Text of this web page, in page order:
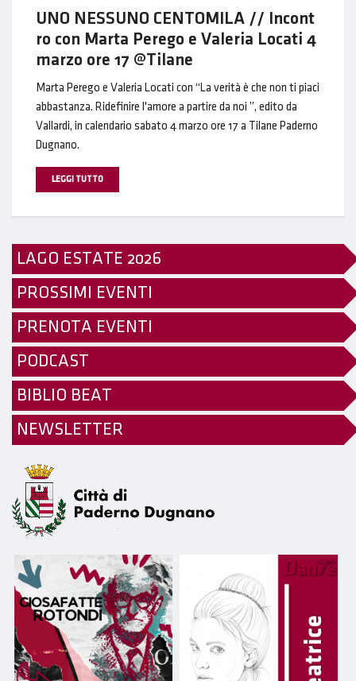
UNO NESSUNO CENTOMILA // Incont
ro con Marta Perego e Valeria Locati 4
marzo ore 17 @Tilane
Marta Perego e Valeria Locati con “La verità è che non ti piaci
abbastanza. Ridefinire l'amore a partire da noi ”, edito da
Vallardi, in calendario sabato 4 marzo ore 17 a Tilane Paderno
Dugnano.
LEGGI TUTTO
LAGO ESTATE 2026
PROSSIMI EVENTI
PRENOTA EVENTI
PODCAST
BIBLIO BEAT
NEWSLETTER